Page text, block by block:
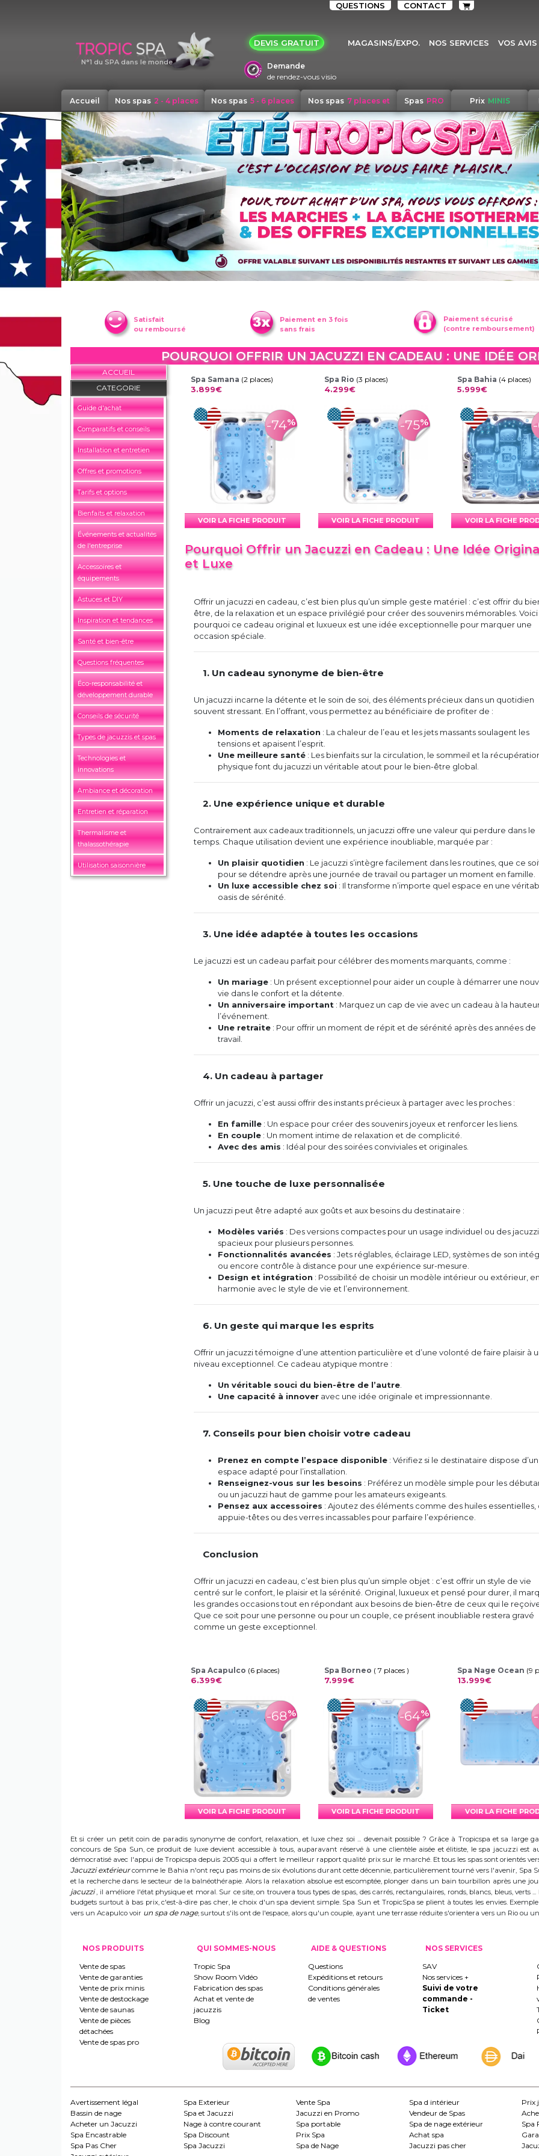
QUESTIONS CONTACT
N°1 du SPA dans le monde
DEVIS GRATUIT MAGASINS/EXPO. NOS SERVICES VOS AVIS
Demande
de rendez-vous visio
Accueil Nos spas 2 - 4 places Nos spas 5 - 6 places Nos spas 7 places et
+
Spas PRO Prix MINIS
Satisfait
ou remboursé
Paiement en 3 fois
sans frais
Paiement sécurisé
(contre remboursement)
POURQUOI OFFRIR UN JACUZZI EN CADEAU : UNE IDÉE
ACCUEIL
CATEGORIE
Guide d'achat
Comparatifs et conseils
Installation et entretien
Offres et promotions
Tarifs et options
Bienfaits et relaxation
Événements et actualités
de l'entreprise
Accessoires et
équipements
Astuces et DIY
Inspiration et tendances
Santé et bien-être
Questions fréquentes
Éco-responsabilité et
développement durable
Conseils de sécurité
Types de jacuzzis et spas
Technologies et
innovations
Ambiance et décoration
Entretien et réparation
Thermalisme et
thalassothérapie
Utilisation saisonnière
Spa Samana (2 places)
3.899€
-74%
VOIR LA FICHE PRODUIT
Spa Rio (3 places)
4.299€
-75%
VOIR LA FICHE PRODUIT
Spa Bahia (4 places)
5.999€
VOIR LA FICHE
Pourquoi Offrir un Jacuzzi en Cadeau : Une Idée
et Luxe
Offrir un jacuzzi en cadeau, c’est bien plus qu’un simple geste matériel : c’est offrir du
être, de la relaxation et un espace privilégié pour créer des souvenirs mémorables. Voici
pourquoi ce cadeau original et luxueux est une idée exceptionnelle pour marquer une
occasion spéciale.
1. Un cadeau synonyme de bien-être
Un jacuzzi incarne la détente et le soin de soi, des éléments précieux dans un quotidien
souvent stressant. En l’offrant, vous permettez au bénéficiaire de profiter de :
Moments de relaxation : La chaleur de l’eau et les jets massants soulagent les
tensions et apaisent l’esprit.
Une meilleure santé : Les bienfaits sur la circulation, le sommeil et la
physique font du jacuzzi un véritable atout pour le bien-être global.
2. Une expérience unique et durable
Contrairement aux cadeaux traditionnels, un jacuzzi offre une valeur qui perdure dans le
temps. Chaque utilisation devient une expérience inoubliable, marquée par :
Un plaisir quotidien : Le jacuzzi s’intègre facilement dans les routines, que ce
pour se détendre après une journée de travail ou partager un moment en famille.
Un luxe accessible chez soi : Il transforme n’importe quel espace en une
oasis de sérénité.
3. Une idée adaptée à toutes les occasions
Le jacuzzi est un cadeau parfait pour célébrer des moments marquants, comme :
Un mariage : Un présent exceptionnel pour aider un couple à démarrer une
vie dans le confort et la détente.
Un anniversaire important : Marquez un cap de vie avec un cadeau à la
l’événement.
Une retraite : Pour offrir un moment de répit et de sérénité après des années de
travail.
4. Un cadeau à partager
Offrir un jacuzzi, c’est aussi offrir des instants précieux à partager avec les proches :
En famille : Un espace pour créer des souvenirs joyeux et renforcer les liens.
En couple : Un moment intime de relaxation et de complicité.
Avec des amis : Idéal pour des soirées conviviales et originales.
5. Une touche de luxe personnalisée
Un jacuzzi peut être adapté aux goûts et aux besoins du destinataire :
Modèles variés : Des versions compactes pour un usage individuel ou des
spacieux pour plusieurs personnes.
Fonctionnalités avancées : Jets réglables, éclairage LED, systèmes de son
ou encore contrôle à distance pour une expérience sur-mesure.
Design et intégration : Possibilité de choisir un modèle intérieur ou extérieur, en
harmonie avec le style de vie et l’environnement.
6. Un geste qui marque les esprits
Offrir un jacuzzi témoigne d’une attention particulière et d’une volonté de faire plaisir à
niveau exceptionnel. Ce cadeau atypique montre :
Un véritable souci du bien-être de l’autre
Une capacité à innover avec une idée originale et impressionnante.
7. Conseils pour bien choisir votre cadeau
Prenez en compte l’espace disponible : Vérifiez si le destinataire dispose d’un
espace adapté pour l’installation.
Renseignez-vous sur les besoins : Préférez un modèle simple pour les
ou un jacuzzi haut de gamme pour les amateurs exigeants.
Pensez aux accessoires : Ajoutez des éléments comme des huiles essentielles,
appuie-têtes ou des verres incassables pour parfaire l’expérience.
Conclusion
Offrir un jacuzzi en cadeau, c’est bien plus qu’un simple objet : c’est offrir un style de vie
centré sur le confort, le plaisir et la sérénité. Original, luxueux et pensé pour durer, il
les grandes occasions tout en répondant aux besoins de bien-être de ceux qui le
Que ce soit pour une personne ou pour un couple, ce présent inoubliable restera gravé
comme un geste exceptionnel.
Spa Acapulco (6 places)
6.399€
-68%
VOIR LA FICHE PRODUIT
Spa Borneo ( 7 places )
7.999€
-64%
VOIR LA FICHE PRODUIT
Spa Nage Ocean (9
13.999€
VOIR LA FICHE
Et si créer un petit coin de paradis synonyme de confort, relaxation, et luxe chez soi ... devenait possible ? Grâce à Tropicspa et sa large
concours de Spa Sun, ce produit de luxe devient accessible à tous, auparavant réservé à une clientèle aisée et élitiste, le spa jacuzzi
démocratisé avec l'appui de Tropicspa depuis 2005 qui a offert le meilleur rapport qualité prix sur le marché. Et tous les spas sont orientés
Jacuzzi extérieurcomme le Bahia n'ont reçu pas moins de six évolutions durant cette décennie, particulièrement tourné vers l'avenir, Spa
et la recherche dans le secteur de la balnéothérapie. Alors la relaxation absolue est escomptée, plonger dans un bain tourbillon après une
jacuzzi, il améliore l'état physique et moral. Sur ce site, on trouvera tous types de spas, des carrés, rectangulaires, ronds, blancs, bleus, verts
budgets surtout à bas prix, c'est-à-dire pas cher, le choix d'un spa devient simple. Spa Sun et TropicSpa se plient à toutes les envies.
vers un Acapulco voir un spa de nage, surtout s'ils ont de l'espace, alors qu'un couple, ayant une terrasse réduite s'orientera vers un Rio ou
NOS PRODUITS
Vente de spas
Vente de garanties
Vente de prix minis
Vente de destockage
Vente de saunas
Vente de pièces
détachées
Vente de spas pro
QUI SOMMES-NOUS
Tropic Spa
Show Room Vidéo
Fabrication des spas
Achat et vente de
jacuzzis
Blog
AIDE & QUESTIONS
Questions
Expéditions et retours
Conditions générales
de ventes
NOS SERVICES
SAV
Nos services +
Suivi de votre
commande -
Ticket
Avertissement légal Spa Exterieur Vente Spa Spa d intérieur
Prix
Bassin de nage
Spa et Jacuzzi Jacuzzi en Promo Vendeur de Spas
Acheter un Jacuzzi
Nage à contre courant Spa portable Spa de nage extérieur
Spa
Spa Encastrable
Spa Discount Prix Spa Achat spa
Spa Pas Cher
Spa Jacuzzi Spa de Nage Jacuzzi pas cher